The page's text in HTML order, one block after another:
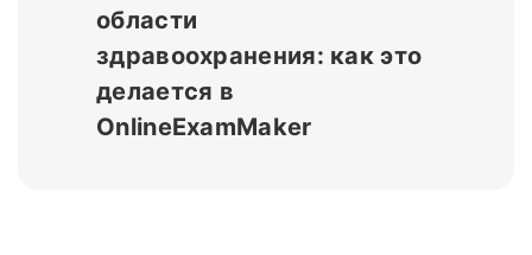
области
здравоохранения: как это
делается в
OnlineExamMaker